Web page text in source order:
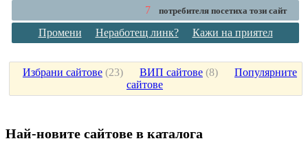
7 потребителя посетиха този сайт
Промени Неработещ линк? Кажи на приятел
Избрани сайтове (23) ВИП сайтове (8) Популярните
сайтове
Най-новите сайтoве в каталога